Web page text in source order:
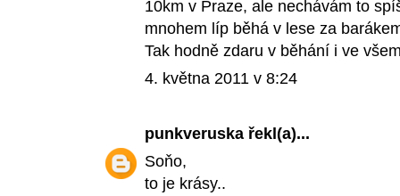
10km v Praze, ale nechávám to
mnohem líp běhá v lese za
Tak hodně zdaru v běhání i ve
4. května 2011 v 8:24
punkveruska řekl(a)...
Soňo,
to je krásy..